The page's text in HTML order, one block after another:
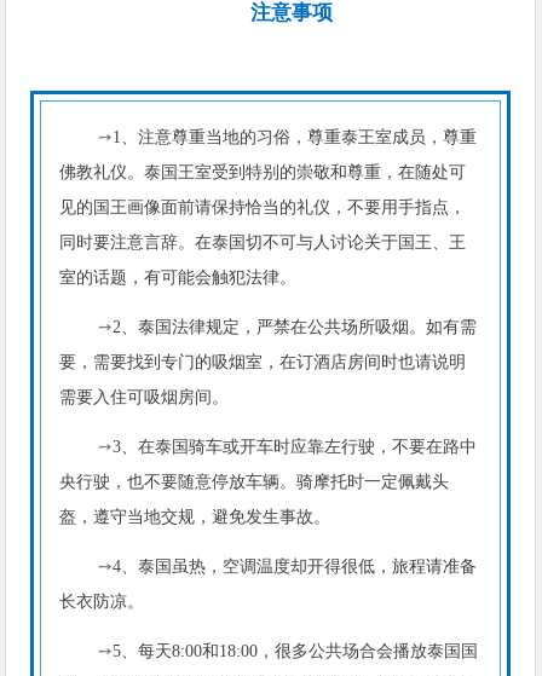
注意事项
➙1、注意尊重当地的习俗，尊重泰王室成员，尊重
佛教礼仪。泰国王室受到特别的崇敬和尊重，在随处可
见的国王画像面前请保持恰当的礼仪，不要用手指点，
同时要注意言辞。在泰国切不可与人讨论关于国王、王
室的话题，有可能会触犯法律。
➙2、泰国法律规定，严禁在公共场所吸烟。如有需
要，需要找到专门的吸烟室，在订酒店房间时也请说明
需要入住可吸烟房间。
➙3、在泰国骑车或开车时应靠左行驶，不要在路中
央行驶，也不要随意停放车辆。骑摩托时一定佩戴头
盔，遵守当地交规，避免发生事故。
➙4、泰国虽热，空调温度却开得很低，旅程请准备
长衣防凉。
➙5、每天8:00和18:00，很多公共场合会播放泰国国